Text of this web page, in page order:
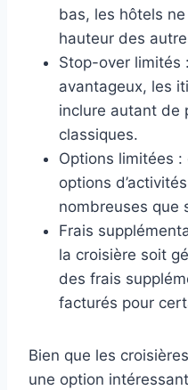
bas, les hôtels
hauteur des
Stop-over limités
avantageux, les
inclure autant de
classiques.
Options limitées
options
nombreuses que
Frais
la croisière soit
des frais
facturés pour
Bien que les
une option